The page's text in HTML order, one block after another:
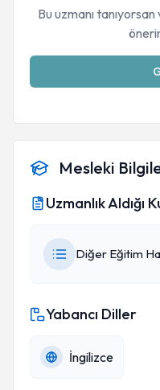
Bu uzmanı
Mesleki
Uzmanlık Aldığı
Diğer Eğitim
Yabancı Diller
İngilizce